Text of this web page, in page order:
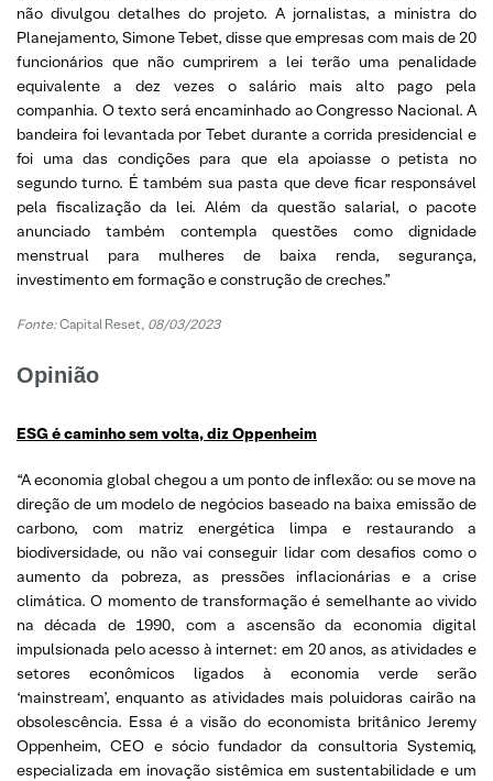
não divulgou detalhes do projeto. A jornalistas, a ministra do
Planejamento, Simone Tebet, disse que empresas com mais de 20
funcionários que não cumprirem a lei terão uma penalidade
equivalente a dez vezes o salário mais alto pago pela
companhia. O texto será encaminhado ao Congresso Nacional. A
bandeira foi levantada por Tebet durante a corrida presidencial e
foi uma das condições para que ela apoiasse o petista no
segundo turno. É também sua pasta que deve ficar responsável
pela fiscalização da lei. Além da questão salarial, o pacote
anunciado também contempla questões como dignidade
menstrual para mulheres de baixa renda, segurança,
investimento em formação e construção de creches.”
Fonte:Capital Reset, 08/03/2023
Opinião
ESG é caminho sem volta, diz Oppenheim
“A economia global chegou a um ponto de inflexão: ou se move na
direção de um modelo de negócios baseado na baixa emissão de
carbono, com matriz energética limpa e restaurando a
biodiversidade, ou não vai conseguir lidar com desafios como o
aumento da pobreza, as pressões inflacionárias e a crise
climática. O momento de transformação é semelhante ao vivido
na década de 1990, com a ascensão da economia digital
impulsionada pelo acesso à internet: em 20 anos, as atividades e
setores econômicos ligados à economia verde serão
‘mainstream’, enquanto as atividades mais poluidoras cairão na
obsolescência. Essa é a visão do economista britânico Jeremy
Oppenheim, CEO e sócio fundador da consultoria Systemiq,
especializada em inovação sistêmica em sustentabilidade e um